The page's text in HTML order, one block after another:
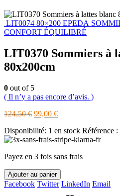
LIT0074 80×200 EPEDA
CONFORT ÉQUILIBRÉ
LIT0370 Sommiers à
80x200cm
0 out of 5
( Il n’y a pas encore d’avis. )
124,50€ Le
initial
était :
99,00 €Le
actuel
est :
Disponibilité: 1 en stock Référence :
Payez en 3 fois sans frais
Ajouter au panier
Facebook Twitter LinkedIn Email